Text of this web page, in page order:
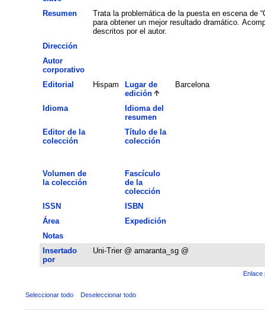
Resumen
Trata la problemática de la puesta en escena de
para obtener un mejor resultado dramático.
descritos por el autor.
Dirección
Autor
corporativo
Editorial
Hispam
Lugar de
edición
Barcelona
Idioma
Idioma del
resumen
Editor de la
colección
Título de la
colección
Volumen de
la colección
Fascículo
de la
colección
ISSN
ISBN
Área
Expedición
Notas
Insertado
por
Uni-Trier @ amaranta_sg @
Enlace
Seleccionar todo Deseleccionar todo